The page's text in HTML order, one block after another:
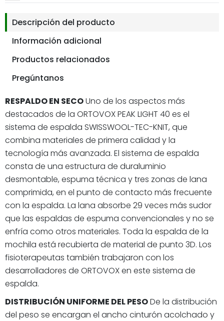
Descripción del producto
Información adicional
Productos relacionados
Pregúntanos
RESPALDO EN SECOUno de los aspectos más
destacados de la ORTOVOX PEAK LIGHT 40 es el
sistema de espalda SWISSWOOL-TEC-KNIT, que
combina materiales de primera calidad y la
tecnología más avanzada. El sistema de espalda
consta de una estructura de duraluminio
desmontable, espuma técnica y tres zonas de lana
comprimida, en el punto de contacto más frecuente
con la espalda. La lana absorbe 29 veces más sudor
que las espaldas de espuma convencionales y no se
enfría como otros materiales. Toda la espalda de la
mochila está recubierta de material de punto 3D. Los
fisioterapeutas también trabajaron con los
desarrolladores de ORTOVOX en este sistema de
espalda.
DISTRIBUCIÓN UNIFORME DEL PESODe la distribución
del peso se encargan el ancho cinturón acolchado y